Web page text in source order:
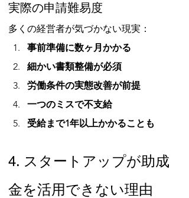
実際の申請難易度
多くの経営者が気づかない現実：
事前準備に数ヶ月かかる
細かい書類整備が必須
労働条件の実態改善が前提
一つのミスで不支給
受給まで1年以上かかることも
4. スタートアップが助成
金を活用できない理由